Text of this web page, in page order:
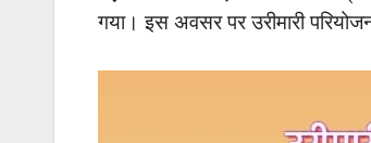
गया। इस अवसर पर उरीमारी